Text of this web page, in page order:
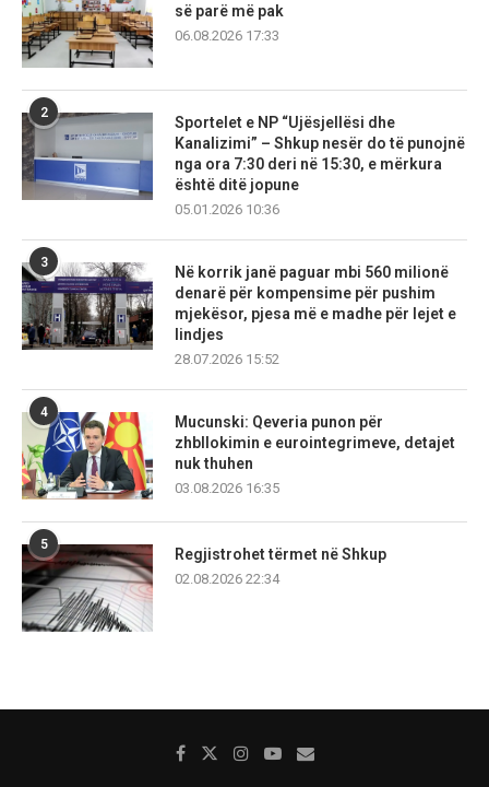
së parë më pak
06.08.2026 17:33
2
Sportelet e NP “Ujësjellësi dhe
Kanalizimi” – Shkup nesër do të punojnë
nga ora 7:30 deri në 15:30, e mërkura
është ditë jopune
05.01.2026 10:36
3
Në korrik janë paguar mbi 560 milionë
denarë për kompensime për pushim
mjekësor, pjesa më e madhe për lejet e
lindjes
28.07.2026 15:52
4
Mucunski: Qeveria punon për
zhbllokimin e eurointegrimeve, detajet
nuk thuhen
03.08.2026 16:35
5
Regjistrohet tërmet në Shkup
02.08.2026 22:34